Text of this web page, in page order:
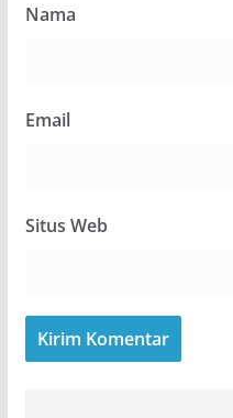
Nama
Email
Situs Web